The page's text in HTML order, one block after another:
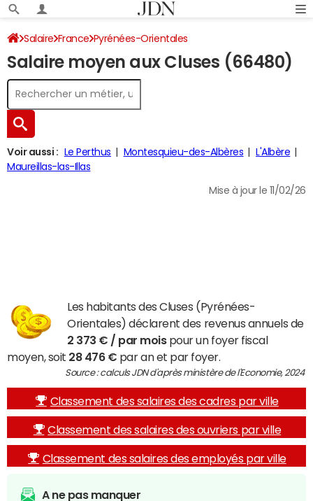
Salaire France Pyrénées-Orientales
Salaire moyen aux Cluses (66480)
Voir aussi : Le Perthus Montesquieu-des-Albères
L'Albère
Maureillas-las-Illas
Mise à jour le 11/02/26
Les habitants des Cluses (Pyrénées-
Orientales) déclarent des revenus annuels de
2 373 € / par moispour un foyer fiscal
moyen, soit 28 476 € par an et par foyer.
Source : calculs JDN d'après ministère de l'Economie, 2024
Classement des salaires des cadres par ville
Classement des salaires des ouvriers par ville
Classement des salaires des employés par ville
A ne pas manquer